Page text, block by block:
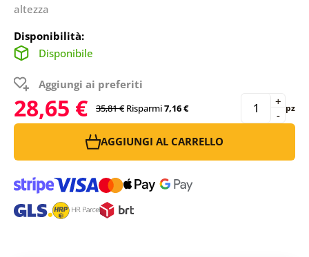
altezza
Disponibilità:
Disponibile
Aggiungi ai preferiti
28,65 € 35,81 € Risparmi7,16 € -
+ pz
AGGIUNGI AL CARRELLO